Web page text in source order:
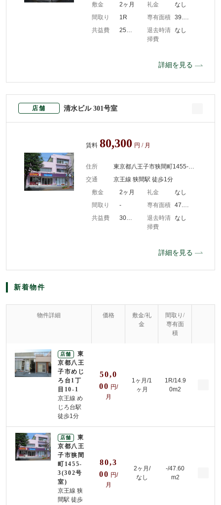
敷金
2ヶ月 礼金
なし
間取り
1R 専有面積
39.66m2
共益費
2500円/月
退去時清
掃費
なし
詳細を見る
店舗 清水ビル 301号室
賃料 80,300 円 / 月
住所
東京都八王子市狭間町1455-3(302号室)
交通
京王線 狭間駅 徒歩1分
敷金
2ヶ月 礼金
なし
間取り
- 専有面積
共益費
3000円/月
退去時清
掃費
なし
詳細を見る
新着物件
物件詳細 価格
敷金/礼
金
間取り/
専有面
積
店舗
東
京都八王
子市めじ
ろ台1丁
目10-1
京王線 め
じろ台駅
徒歩1分
50,0
00 円/
月
1ヶ月/1
ヶ月
1R/14.9
0m2
店舗
東
京都八王
子市狭間
町1455-
3(302号
室)
京王線 狭
間駅 徒歩
80,3
00 円/
月
2ヶ月/
なし
-/47.60
m2